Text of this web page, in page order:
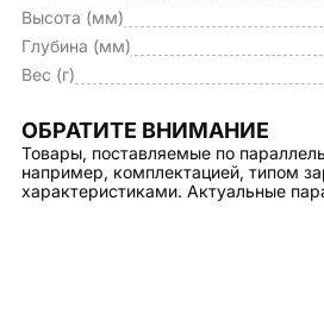
Высота (мм)
Глубина (мм)
Вес (г)
ОБРАТИТЕ ВНИМАНИЕ
Товары, поставляемые по
например, комплектацией, типом
характеристиками. Актуальные